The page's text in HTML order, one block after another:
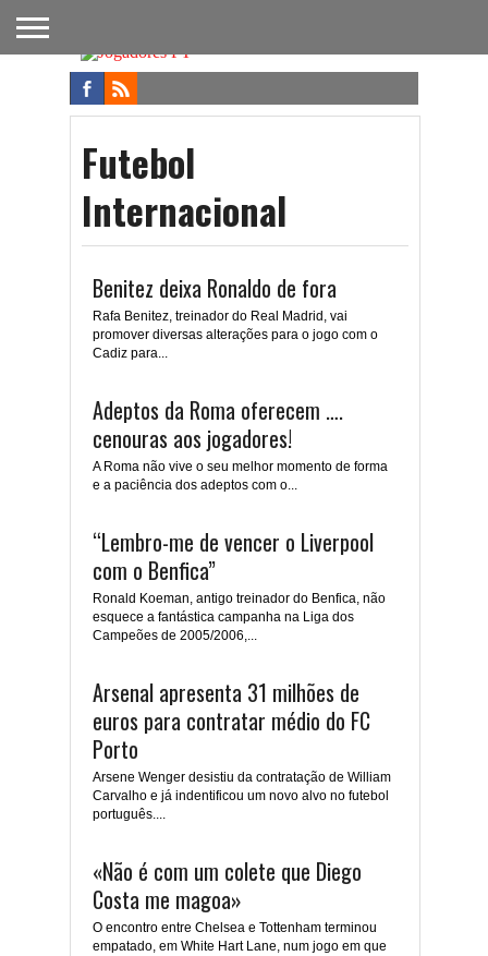
FUTEBOL
NACIONAL
FUTEBOL
INTERNACIONAL
NOTÍCIAS
ONDE
ASSISTIR
FUTEBOL
NA TV
APOSTAS
Futebol
Internacional
Benitez deixa Ronaldo de fora
Rafa Benitez, treinador do Real Madrid, vai
promover diversas alterações para o jogo com o
Cadiz para...
Adeptos da Roma oferecem ….
cenouras aos jogadores!
A Roma não vive o seu melhor momento de forma
e a paciência dos adeptos com o...
“Lembro-me de vencer o Liverpool
com o Benfica”
Ronald Koeman, antigo treinador do Benfica, não
esquece a fantástica campanha na Liga dos
Campeões de 2005/2006,...
Arsenal apresenta 31 milhões de
euros para contratar médio do FC
Porto
Arsene Wenger desistiu da contratação de William
Carvalho e já indentificou um novo alvo no futebol
português....
«Não é com um colete que Diego
Costa me magoa»
O encontro entre Chelsea e Tottenham terminou
empatado, em White Hart Lane, num jogo em que